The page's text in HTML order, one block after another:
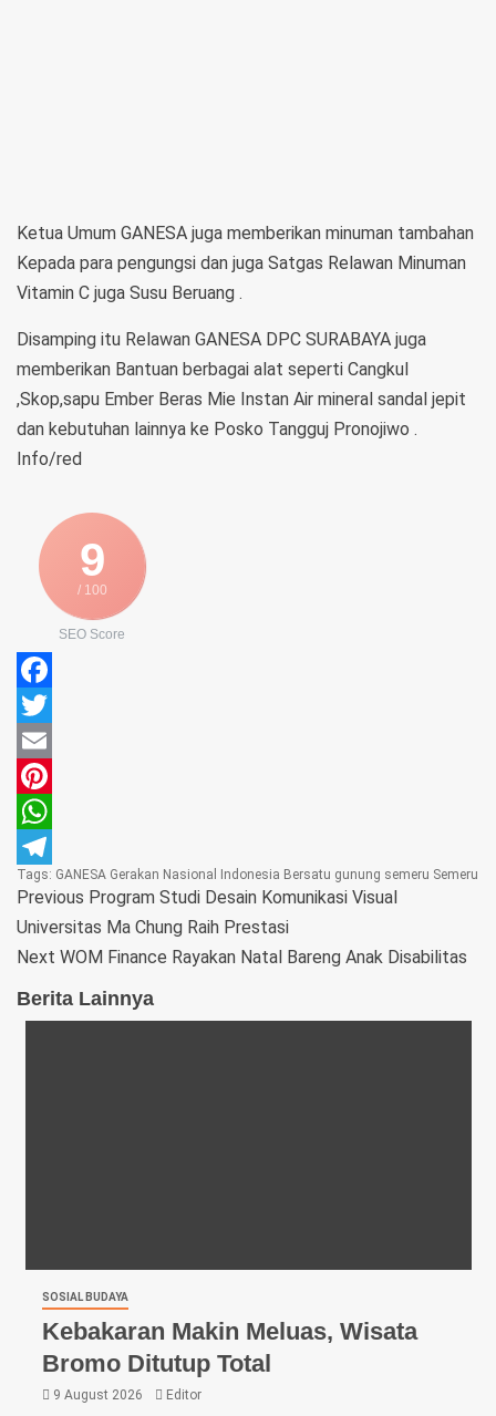
Ketua Umum GANESA juga memberikan minuman tambahan
Kepada para pengungsi dan juga Satgas Relawan Minuman
Vitamin C juga Susu Beruang .
Disamping itu Relawan GANESA DPC SURABAYA juga
memberikan Bantuan berbagai alat seperti Cangkul
,Skop,sapu Ember Beras Mie Instan Air mineral sandal jepit
dan kebutuhan lainnya ke Posko Tangguj Pronojiwo .
Info/red
9
/ 100
SEO Score
Facebook
Twitter
Email
Pinterest
WhatsApp
Telegram
Tags: GANESA Gerakan Nasional Indonesia Bersatu gunung semeru Semeru
Previous Program Studi Desain Komunikasi Visual
Universitas Ma Chung Raih Prestasi
Next WOM Finance Rayakan Natal Bareng Anak Disabilitas
Berita Lainnya
SOSIAL BUDAYA
Kebakaran Makin Meluas, Wisata
Bromo Ditutup Total
9 August 2026 Editor